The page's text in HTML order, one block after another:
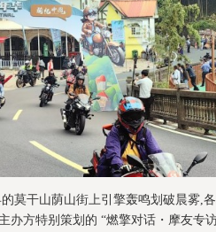
莫干山荫山街上引擎轰鸣划破晨雾,
办方特别策划的 “燃擎对话・摩友专